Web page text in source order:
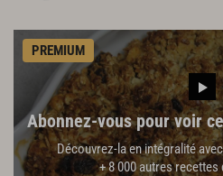
PREMIUM
Abonnez-vous pour voir
Découvrez-la en intégralité
+ 8 000 autres recettes